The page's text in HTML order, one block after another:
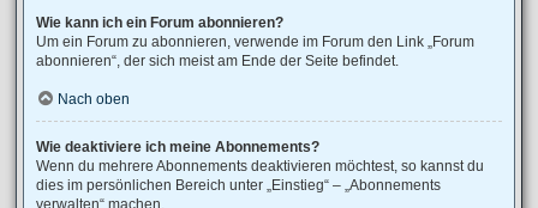
Wie kann ich ein Forum abonnieren?
Um ein Forum zu abonnieren, verwende im Forum den Link „Forum
abonnieren“, der sich meist am Ende der Seite befindet.
Nach oben
Wie deaktiviere ich meine Abonnements?
Wenn du mehrere Abonnements deaktivieren möchtest, so kannst du
dies im persönlichen Bereich unter „Einstieg“ – „Abonnements
verwalten“ machen.